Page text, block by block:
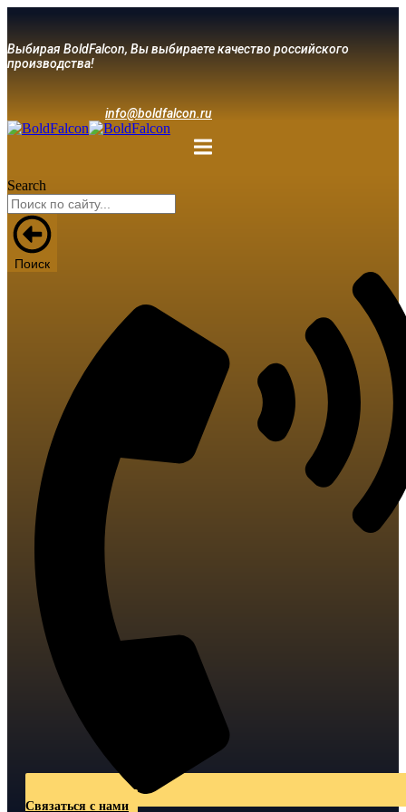
Выбирая BoldFalcon, Вы выбираете качество российского
производства!
info@boldfalcon.ru
Search
Поиск
Связаться с нами